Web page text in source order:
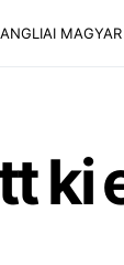
ANGLIAI
ki